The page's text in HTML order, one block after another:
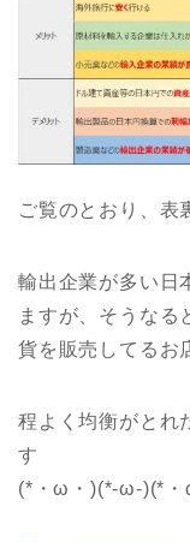
ご覧のとおり、表
輸出企業が多い日
ますが、そうなる
貨を販売してるお
程よく均衡がとれ
す
(*・ω・)(*-ω-)(*・